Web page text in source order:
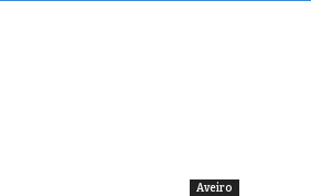
Aveiro